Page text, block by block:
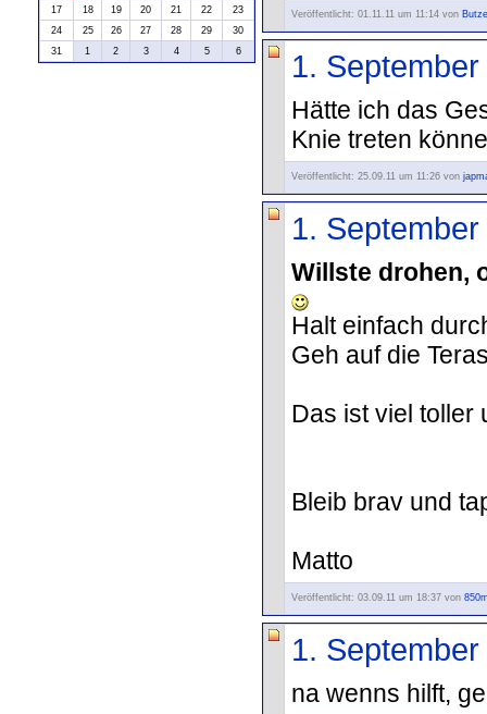
Veröffentlicht: 01.11.11 um 11:14 von
1. September
Hätte ich das
Knie treten
Veröffentlicht: 25.09.11 um 11:26 von
1. September
Willste drohen,
Halt einfach
Geh auf die
Das ist viel toller
Bleib brav und
Matto
Veröffentlicht: 03.09.11 um 18:37 von
1. September
na wenns hilft,
17
18 19 20 21 22
23
24
25 26 27 28 29
30
31
1 2 3 4 5 6